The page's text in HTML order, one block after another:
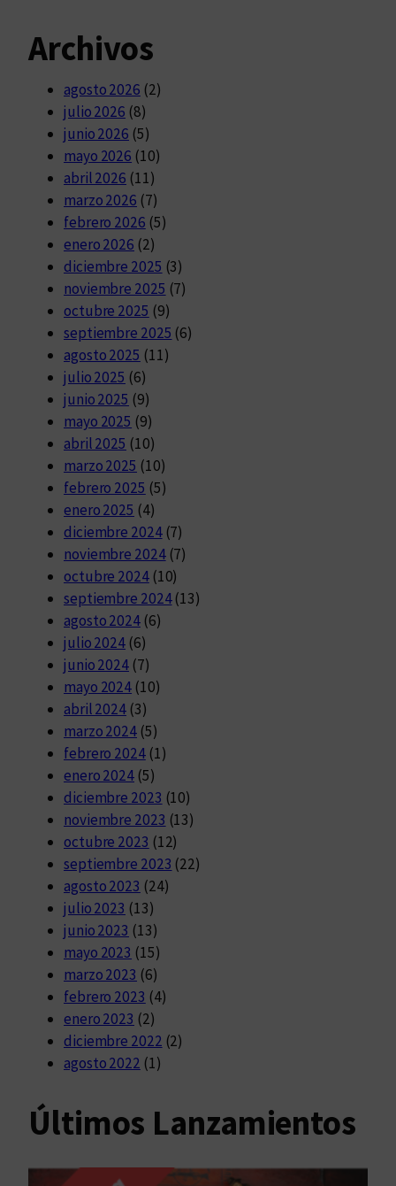
Archivos
agosto 2026 (2)
julio 2026 (8)
junio 2026 (5)
mayo 2026 (10)
abril 2026 (11)
marzo 2026 (7)
febrero 2026 (5)
enero 2026 (2)
diciembre 2025 (3)
noviembre 2025 (7)
octubre 2025 (9)
septiembre 2025 (6)
agosto 2025 (11)
julio 2025 (6)
junio 2025 (9)
mayo 2025 (9)
abril 2025 (10)
marzo 2025 (10)
febrero 2025 (5)
enero 2025 (4)
diciembre 2024(7)
noviembre 2024(7)
octubre 2024(10)
septiembre 2024(13)
agosto 2024(6)
julio 2024 (6)
junio 2024 (7)
mayo 2024 (10)
abril 2024 (3)
marzo 2024 (5)
febrero 2024(1)
enero 2024 (5)
diciembre 2023 (10)
noviembre 2023 (13)
octubre 2023 (12)
septiembre 2023 (22)
agosto 2023 (24)
julio 2023 (13)
junio 2023 (13)
mayo 2023 (15)
marzo 2023 (6)
febrero 2023 (4)
enero 2023 (2)
diciembre 2022 (2)
agosto 2022 (1)
Últimos Lanzamientos